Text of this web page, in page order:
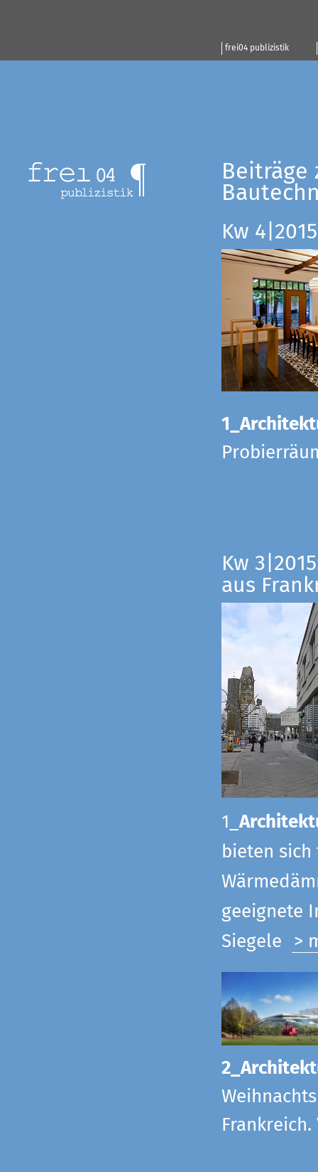
frei04 publizistik
Beiträge
Kw
Kw
aus
1_
bieten
geeignete
Siegele >